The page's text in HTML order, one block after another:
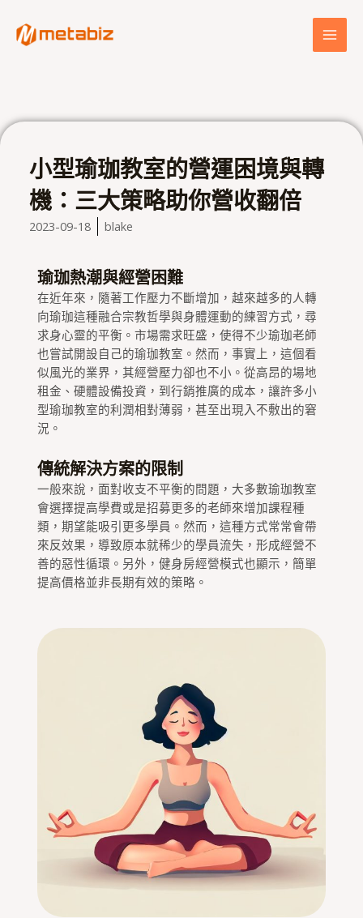
小型瑜珈教室的營運困境與轉
機：三大策略助你營收翻倍
2023-09-18 blake
瑜珈熱潮與經營困難
在近年來，隨著工作壓力不斷增加，越來越多的人轉
向瑜珈這種融合宗教哲學與身體運動的練習方式，尋
求身心靈的平衡。市場需求旺盛，使得不少瑜珈老師
也嘗試開設自己的瑜珈教室。然而，事實上，這個看
似風光的業界，其經營壓力卻也不小。從高昂的場地
租金、硬體設備投資，到行銷推廣的成本，讓許多小
型瑜珈教室的利潤相對薄弱，甚至出現入不敷出的窘
況。
傳統解決方案的限制
一般來說，面對收支不平衡的問題，大多數瑜珈教室
會選擇提高學費或是招募更多的老師來增加課程種
類，期望能吸引更多學員。然而，這種方式常常會帶
來反效果，導致原本就稀少的學員流失，形成經營不
善的惡性循環。另外，健身房經營模式也顯示，簡單
提高價格並非長期有效的策略。